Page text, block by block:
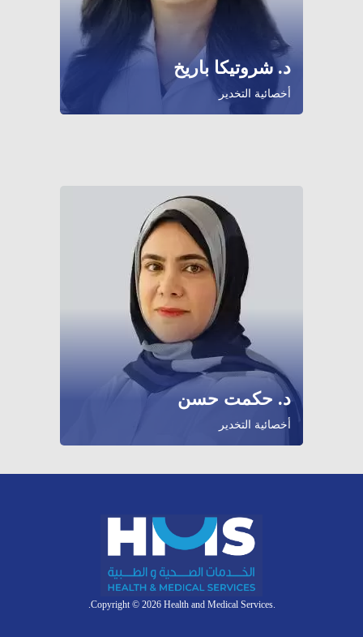
د. شروتيكا باريخ
أخصائية التخدير
د. حكمت حسن
أخصائية التخدير
.Copyright © 2026 Health and Medical Services.